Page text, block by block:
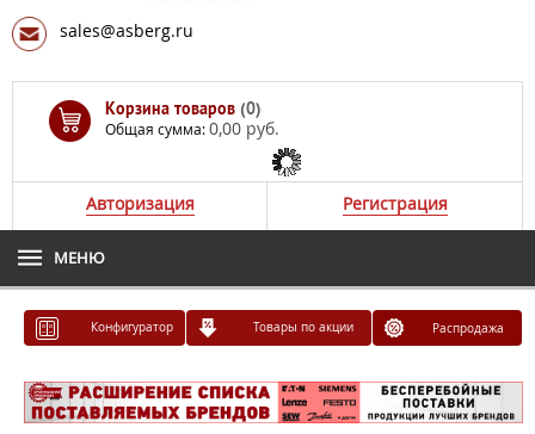
sales@asberg.ru
Корзина товаров (0)
Общая сумма:0,00 руб.
Авторизация Регистрация
МЕНЮ
Конфигуратор Товары по акции Распродажа